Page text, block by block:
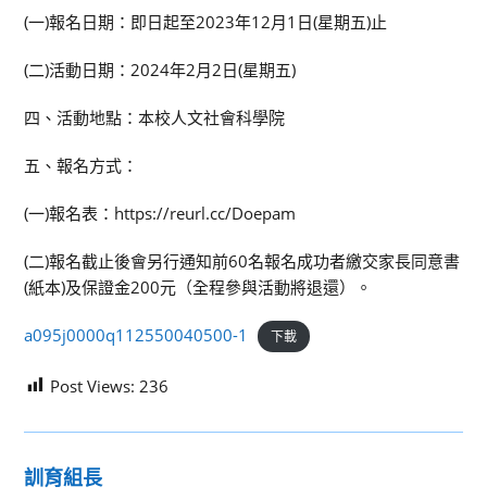
(一)報名日期：即日起至2023年12月1日(星期五)止
(二)活動日期：2024年2月2日(星期五)
四、活動地點：本校人文社會科學院
五、報名方式：
(一)報名表：https://reurl.cc/Doepam
(二)報名截止後會另行通知前60名報名成功者繳交家長同意書
(紙本)及保證金200元（全程參與活動將退還）。
a095j0000q112550040500-1 下載
Post Views: 236
訓育組長